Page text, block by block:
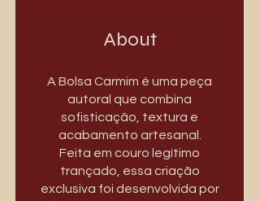
About
A Bolsa Carmim é uma peça
autoral que combina
sofisticação, textura e
acabamento artesanal.
Feita em couro legítimo
trançado, essa criação
exclusiva foi desenvolvida por